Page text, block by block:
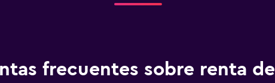
frecuentes sobre renta